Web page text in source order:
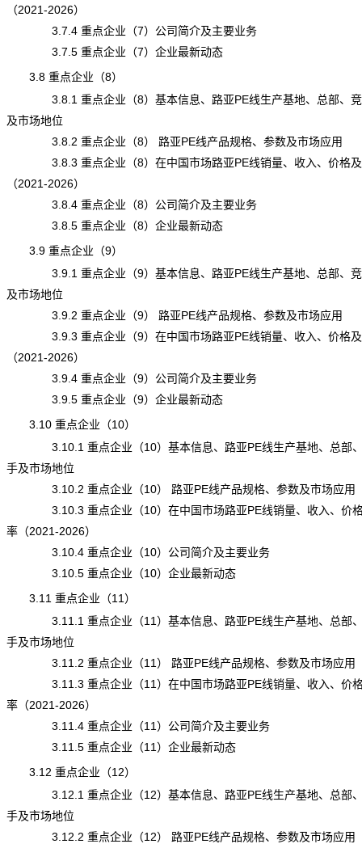
（2021-2026）
3.7.4 重点企业（7）公司简介及主要业务
3.7.5 重点企业（7）企业最新动态
3.8 重点企业（8）
3.8.1 重点企业（8）基本信息、路亚PE线生产基地、总部、竞
及市场地位
3.8.2 重点企业（8） 路亚PE线产品规格、参数及市场应用
3.8.3 重点企业（8）在中国市场路亚PE线销量、收入、价格及
（2021-2026）
3.8.4 重点企业（8）公司简介及主要业务
3.8.5 重点企业（8）企业最新动态
3.9 重点企业（9）
3.9.1 重点企业（9）基本信息、路亚PE线生产基地、总部、竞
及市场地位
3.9.2 重点企业（9） 路亚PE线产品规格、参数及市场应用
3.9.3 重点企业（9）在中国市场路亚PE线销量、收入、价格及
（2021-2026）
3.9.4 重点企业（9）公司简介及主要业务
3.9.5 重点企业（9）企业最新动态
3.10 重点企业（10）
3.10.1 重点企业（10）基本信息、路亚PE线生产基地、总部
手及市场地位
3.10.2 重点企业（10） 路亚PE线产品规格、参数及市场应用
3.10.3 重点企业（10）在中国市场路亚PE线销量、收入、价
率（2021-2026）
3.10.4 重点企业（10）公司简介及主要业务
3.10.5 重点企业（10）企业最新动态
3.11 重点企业（11）
3.11.1 重点企业（11）基本信息、路亚PE线生产基地、总部
手及市场地位
3.11.2 重点企业（11） 路亚PE线产品规格、参数及市场应用
3.11.3 重点企业（11）在中国市场路亚PE线销量、收入、价
率（2021-2026）
3.11.4 重点企业（11）公司简介及主要业务
3.11.5 重点企业（11）企业最新动态
3.12 重点企业（12）
3.12.1 重点企业（12）基本信息、路亚PE线生产基地、总部
手及市场地位
3.12.2 重点企业（12） 路亚PE线产品规格、参数及市场应用